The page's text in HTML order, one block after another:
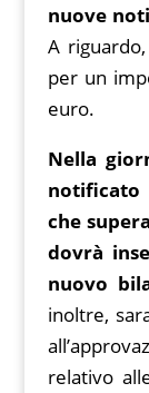
nuove
A
per un
euro.
Nella
che
dovrà
nuovo
inoltre,
relativo